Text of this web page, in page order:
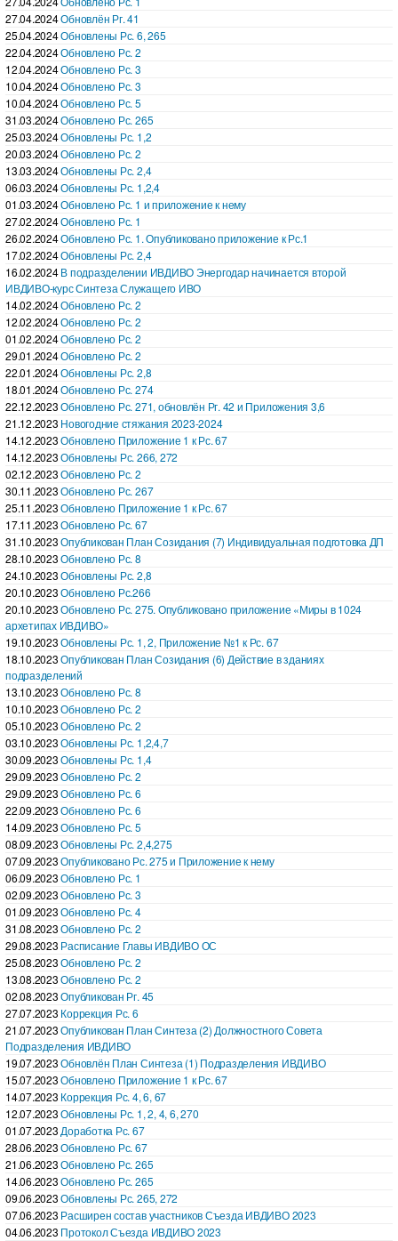
27.04.2024Обновлён Рг. 41
25.04.2024Обновлены Рс. 6, 265
22.04.2024Обновлено Рс. 2
12.04.2024Обновлено Рс. 3
10.04.2024Обновлено Рс. 3
10.04.2024Обновлено Рс. 5
31.03.2024Обновлено Рс. 265
25.03.2024Обновлены Рс. 1,2
20.03.2024Обновлено Рс. 2
13.03.2024Обновлены Рс. 2,4
06.03.2024Обновлены Рс. 1,2,4
01.03.2024Обновлено Рс. 1 и приложение к нему
27.02.2024Обновлено Рс. 1
26.02.2024Обновлено Рс. 1. Опубликовано приложение к Рс.1
17.02.2024Обновлены Рс. 2,4
16.02.2024В подразделении ИВДИВО Энергодар начинается второй
ИВДИВО-курс Синтеза Служащего ИВО
14.02.2024Обновлено Рс. 2
12.02.2024Обновлено Рс. 2
01.02.2024Обновлено Рс. 2
29.01.2024Обновлено Рс. 2
22.01.2024Обновлены Рс. 2,8
18.01.2024Обновлено Рс. 274
22.12.2023Обновлено Рс. 271, обновлён Рг. 42 и Приложения 3,6
21.12.2023 Новогодние стяжания 2023-2024
14.12.2023Обновлено Приложение 1 к Рс. 67
14.12.2023Обновлены Рс. 266, 272
02.12.2023Обновлено Рс. 2
30.11.2023Обновлено Рс. 267
25.11.2023Обновлено Приложение 1 к Рс. 67
17.11.2023Обновлено Рс. 67
31.10.2023Опубликован План Созидания (7) Индивидуальная подготовка ДП
28.10.2023Обновлено Рс. 8
24.10.2023Обновлены Рс. 2,8
20.10.2023Обновлено Рс.266
20.10.2023Обновлено Рс. 275. Опубликовано приложение «Миры в 1024
архетипах ИВДИВО»
19.10.2023Обновлены Рс. 1, 2, Приложение №1 к Рс. 67
18.10.2023Опубликован План Созидания (6) Действие в зданиях
подразделений
13.10.2023Обновлено Рс. 8
10.10.2023Обновлено Рс. 2
05.10.2023Обновлено Рс. 2
03.10.2023Обновлены Рс. 1,2,4,7
30.09.2023Обновлены Рс. 1,4
29.09.2023Обновлено Рс. 2
29.09.2023Обновлено Рс. 6
22.09.2023Обновлено Рс. 6
14.09.2023Обновлено Рс. 5
08.09.2023Обновлены Рс. 2,4,275
07.09.2023Опубликовано Рс. 275 и Приложение к нему
06.09.2023Обновлено Рс. 1
02.09.2023Обновлено Рс. 3
01.09.2023Обновлено Рс. 4
31.08.2023Обновлено Рс. 2
29.08.2023 Расписание Главы ИВДИВО ОС
25.08.2023Обновлено Рс. 2
13.08.2023Обновлено Рс. 2
02.08.2023Опубликован Рг. 45
27.07.2023 Коррекция Рс. 6
21.07.2023Опубликован План Синтеза (2) Должностного Совета
Подразделения ИВДИВО
19.07.2023Обновлён План Синтеза (1) Подразделения ИВДИВО
15.07.2023Обновлено Приложение 1 к Рс. 67
14.07.2023 Коррекция Рс. 4, 6, 67
12.07.2023Обновлены Рс. 1, 2, 4, 6, 270
01.07.2023 Доработка Рс. 67
28.06.2023Обновлено Рс. 67
21.06.2023Обновлено Рс. 265
14.06.2023Обновлено Рс. 265
09.06.2023Обновлены Рс. 265, 272
07.06.2023 Расширен состав участников Съезда ИВДИВО 2023
04.06.2023 Протокол Съезда ИВДИВО 2023